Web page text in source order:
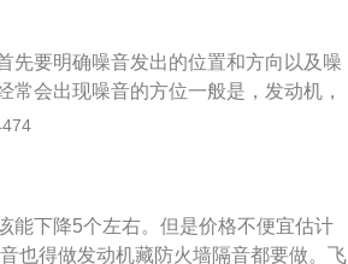
果胎噪声音太大的话，只要加入减振
先要明确噪音发出的位置和方向以及噪
会出现噪音的方位一般是，发动机，
车辆配置专业的静音装置设备。日产
主要方向，对于厂家来说也是难以解
时，要通过对引擎盖，挡火墙，排气管
可以更换静音轮胎，及时检查轮胎的磨
能下降5个左右。但是价格不便宜估计
也得做发动机藏防火墙隔音都要做。飞